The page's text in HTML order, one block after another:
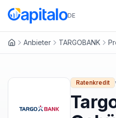
DE
Anbieter TARGOBANK
Ratenkredit